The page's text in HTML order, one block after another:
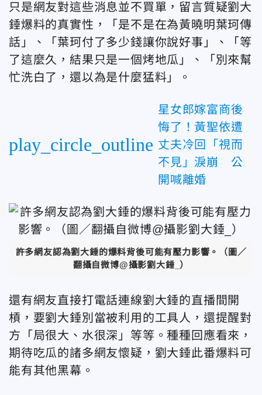
只是網友對這些消息並不買單，留言質疑劉大
錘爆料的真實性，「是不是在為黃曉明葉珂傳
話」、「葉珂付了多少錢讓你說好事」、「等
了這麼久，結果只是一個烤地瓜」、「別來幫
忙洗白了，還以為是什麼猛料」。
play_circle_outline
星女郎嫁富商後
悔了！黃聖依遭
丈夫冷回「視而
不見」淚崩 公
開喊離婚
許多網友認為劉大錘的爆料背後可能有壓力影響。（圖／
翻攝自微博@攝影劉大錘_）
還有網友直接打電話連線劉大錘的直播間開
槓，要劉大錘別當被利用的工具人，還提醒對
方「局很大、水很深」等等。種種回應看來，
期待吃瓜的諸多網友懷疑，劉大錘此番爆料可
能有其他黑幕。